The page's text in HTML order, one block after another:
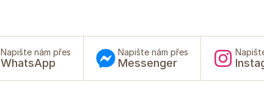
Napište nám přes
WhatsApp
Napište nám přes
Messenger